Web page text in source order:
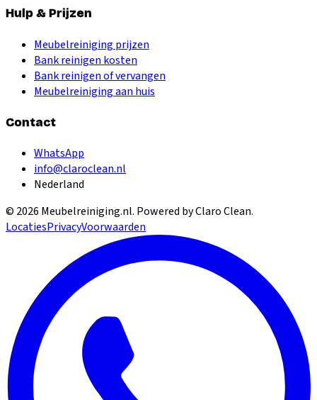
Hulp & Prijzen
Meubelreiniging prijzen
Bank reinigen kosten
Bank reinigen of vervangen
Meubelreiniging aan huis
Contact
WhatsApp
info@claroclean.nl
Nederland
© 2026 Meubelreiniging.nl. Powered by Claro Clean.
LocatiesPrivacyVoorwaarden